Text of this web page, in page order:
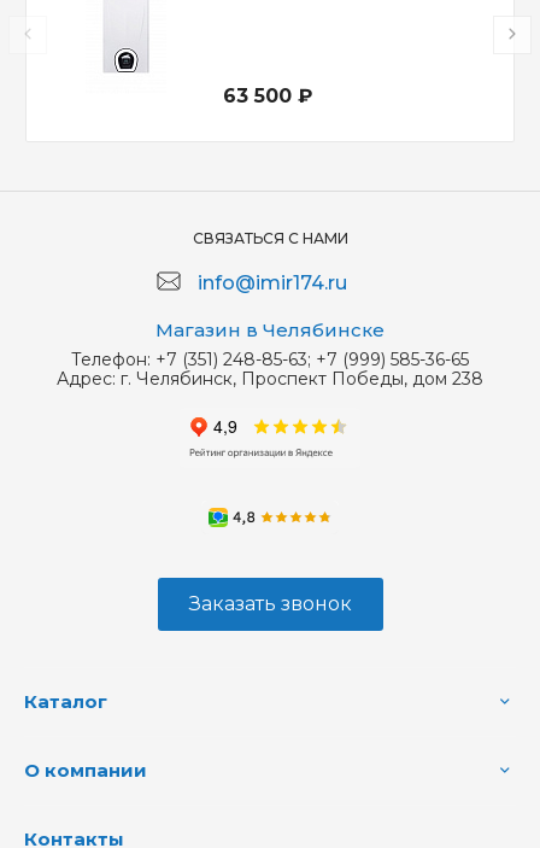
63 500 ₽
СВЯЗАТЬСЯ С НАМИ
info@imir174.ru
Магазин в Челябинске
Телефон: +7 (351) 248-85-63; +7 (999) 585-36-65
Адрес: г. Челябинск, Проспект Победы, дом 238
Заказать звонок
Каталог
О компании
Контакты